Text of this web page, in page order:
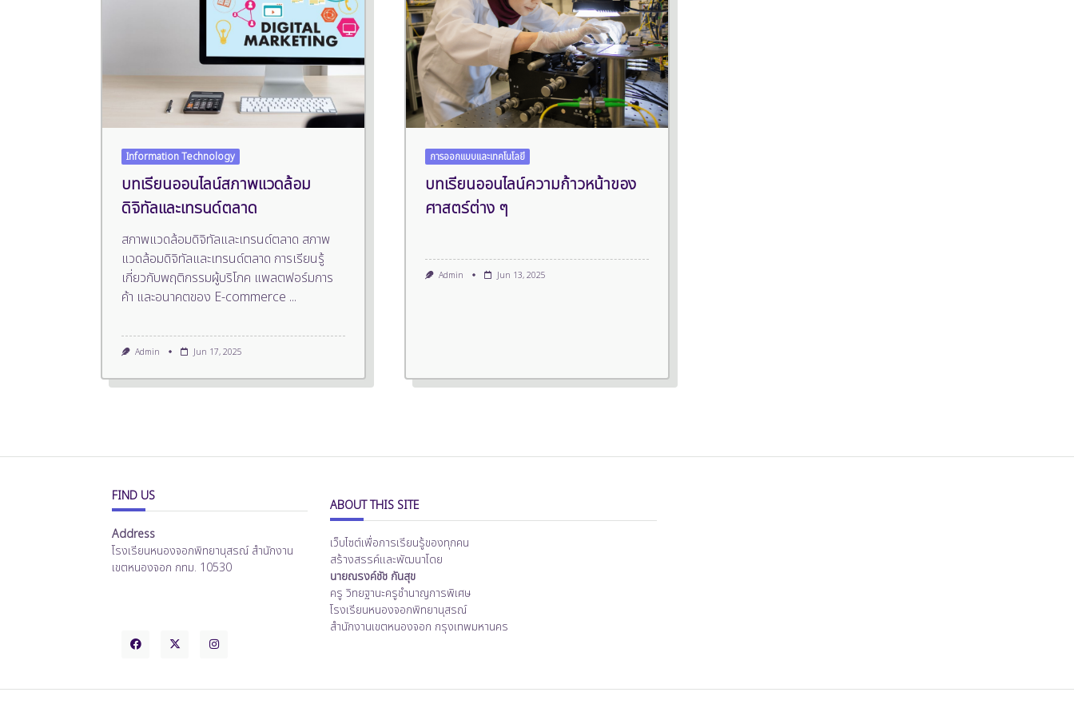
Information Technology
บทเรียนออนไลน์สภาพแวดล้อม
ดิจิทัลและเทรนด์ตลาด
สภาพแวดล้อมดิจิทัลและเทรนด์ตลาด สภาพ
แวดล้อมดิจิทัลและเทรนด์ตลาด การเรียนรู้
เกี่ยวกับพฤติกรรมผู้บริโภค แพลตฟอร์มการ
ค้า และอนาคตของ E-commerce ...
Admin Jun 17, 2025
การออกแบบและเทคโนโลยี
บทเรียนออนไลน์ความก้าวหน้าของ
ศาสตร์ต่าง ๆ
Admin Jun 13, 2025
FIND US
Address
โรงเรียนหนองจอกพิทยานุสรณ์ สำนักงาน
เขตหนองจอก กทม. 10530
ABOUT THIS SITE
เว็บไซต์เพื่อการเรียนรู้ของทุกคน
สร้างสรรค์และพัฒนาโดย
นายณรงค์ชัช กันสุข
ครู วิทยฐานะครูชำนาญการพิเศษ
โรงเรียนหนองจอกพิทยานุสรณ์
สำนักงานเขตหนองจอก กรุงเทพมหานคร